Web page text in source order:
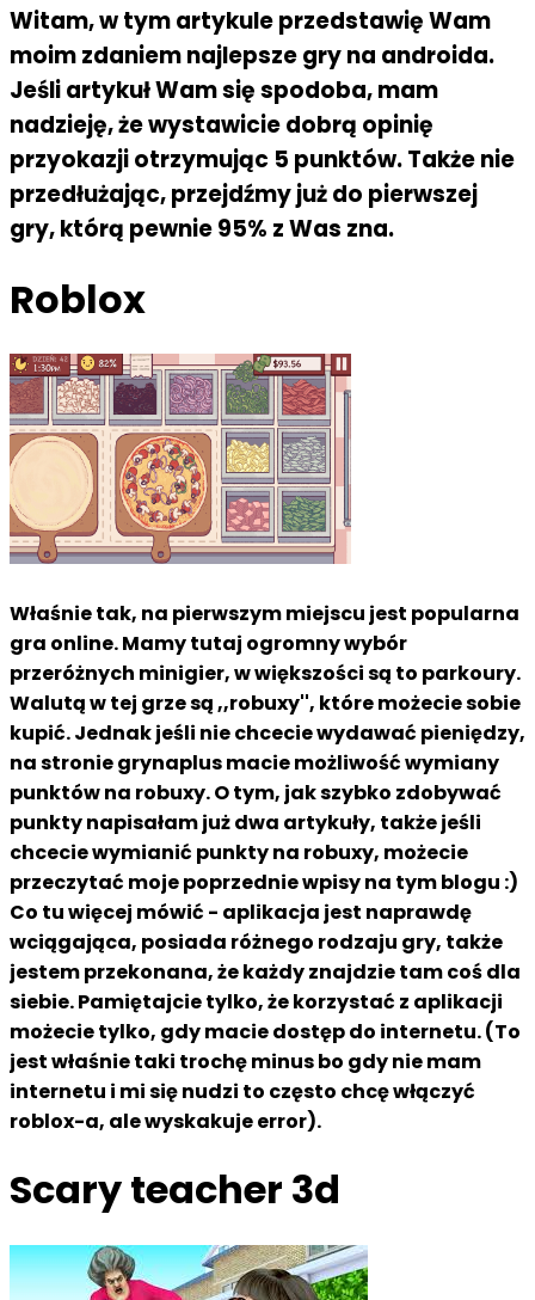
Witam, w tym artykule przedstawię Wam
moim zdaniem najlepsze gry na androida.
Jeśli artykuł Wam się spodoba, mam
nadzieję, że wystawicie dobrą opinię
przyokazji otrzymując 5 punktów. Także nie
przedłużając, przejdźmy już do pierwszej
gry, którą pewnie 95% z Was zna.
Roblox
Właśnie tak, na pierwszym miejscu jest popularna
gra online. Mamy tutaj ogromny wybór
przeróżnych minigier, w większości są to parkoury.
Walutą w tej grze są ,,robuxy'', które możecie sobie
kupić. Jednak jeśli nie chcecie wydawać pieniędzy,
na stronie grynaplus macie możliwość wymiany
punktów na robuxy. O tym, jak szybko zdobywać
punkty napisałam już dwa artykuły, także jeśli
chcecie wymianić punkty na robuxy, możecie
przeczytać moje poprzednie wpisy na tym blogu :)
Co tu więcej mówić - aplikacja jest naprawdę
wciągająca, posiada różnego rodzaju gry, także
jestem przekonana, że każdy znajdzie tam coś dla
siebie. Pamiętajcie tylko, że korzystać z aplikacji
możecie tylko, gdy macie dostęp do internetu. (To
jest właśnie taki trochę minus bo gdy nie mam
internetu i mi się nudzi to często chcę włączyć
roblox-a, ale wyskakuje error).
Scary teacher 3d